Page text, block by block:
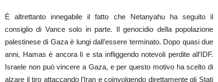
È altrettanto innegabile il fatto che Netanyahu ha seguito il
consiglio di Vance solo in parte. Il genocidio della popolazione
palestinese di Gaza è lungi dall’essere terminato. Dopo quasi due
anni, Hamas è ancora lì e sta infliggendo notevoli perdite all’IDF.
Israele non può vincere a Gaza, e per questo motivo ha scelto di
alzare il tiro attaccando l’Iran e coinvolgendo direttamente gli Stati